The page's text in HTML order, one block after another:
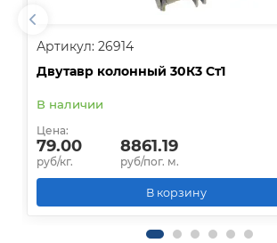
Артикул: 26914
Двутавр колонный 30К3 Ст1
В наличии
Цена:
79.00
руб/кг.
8861.19
руб/пог. м.
В корзину